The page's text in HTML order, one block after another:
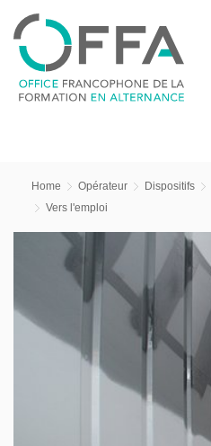
Home Opérateur Dispositifs
Vers l'emploi